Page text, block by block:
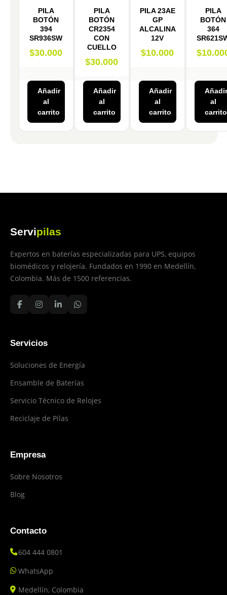
PILA
BOTÓN
394
SR936SW
$30.000
Añadir
al
carrito
PILA
BOTÓN
CR2354
CON
CUELLO
$30.000
Añadir
al
carrito
PILA 23AE
GP
ALCALINA
12V
$10.000
Añadir
al
carrito
PILA
BOTÓN
364
$
Añadir
al
carrito
Servipilas
Expertos en baterías especializadas para UPS, equipos
biomédicos y relojería. Fundados en 1990 en Medellín,
Colombia. Más de 1500 referencias.
Servicios
Soluciones de Energía
Ensamble de Baterías
Servicio Técnico de Relojes
Reciclaje de Pilas
Empresa
Sobre Nosotros
Blog
Contacto
604 444 0801
WhatsApp
Medellín, Colombia